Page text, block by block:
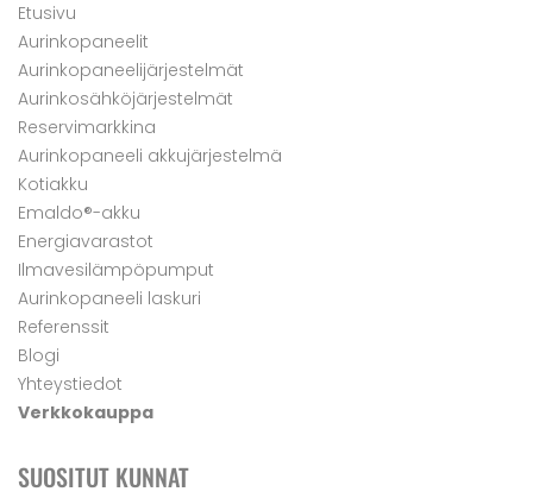
Etusivu
Aurinkopaneelit
Aurinkopaneelijärjestelmät
Aurinkosähköjärjestelmät
Reservimarkkina
Aurinkopaneeli akkujärjestelmä
Kotiakku
Emaldo®-akku
Energiavarastot
Ilmavesilämpöpumput
Aurinkopaneeli laskuri
Referenssit
Blogi
Yhteystiedot
Verkkokauppa
SUOSITUT KUNNAT